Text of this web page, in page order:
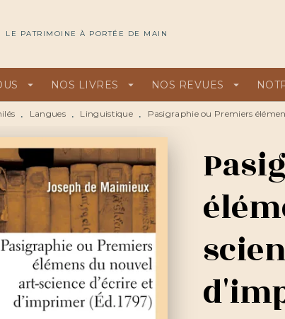
LE PATRIMOINE À PORTÉE DE MAIN
arrow_drop_down NOS LIVRES arrow_drop_down NOS REVUES arrow_drop_down
• Langues • Linguistique • Pasigraphie ou Premiers